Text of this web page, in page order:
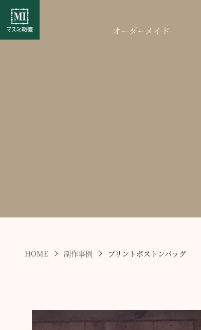
オーダーメイド
HOME 制作事例 プリントボストンバッグ